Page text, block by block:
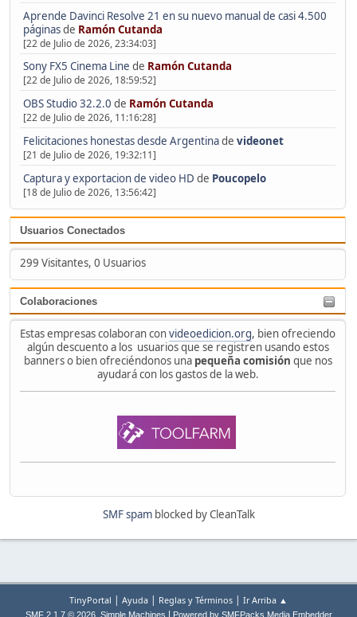
Aprende Davinci Resolve 21 en su nuevo manual de casi 4.500
páginasde Ramón Cutanda
[22 de Julio de 2026, 23:34:03]
Sony FX5 Cinema Line de Ramón Cutanda
[22 de Julio de 2026, 18:59:52]
OBS Studio 32.2.0 de Ramón Cutanda
[22 de Julio de 2026, 11:16:28]
Felicitaciones honestas desde Argentinade videonet
[21 de Julio de 2026, 19:32:11]
Captura y exportacion de video HD de Poucopelo
[18 de Julio de 2026, 13:56:42]
Usuarios Conectados
299 Visitantes, 0 Usuarios
Colaboraciones
Estas empresas colaboran convideoedicion.org, bien ofreciendo
algún descuento a los usuarios que se registren usando estos
banners o bien ofreciéndonos una pequeña comisión que nos
ayudará con los gastos de la web.
SMF spamblocked by CleanTalk
TinyPortal | Ayuda | Reglas y Términos | Ir Arriba ▲
SMF 2.1.7 © 2026, Simple Machines Powered by SMFPacks Media Embedder